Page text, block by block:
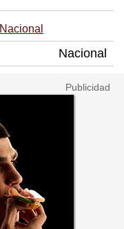
Nacional
Nacional